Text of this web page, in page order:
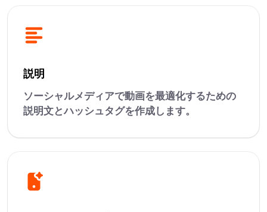
説明
ソーシャルメディアで動画を最適化するための
説明文とハッシュタグを作成します。